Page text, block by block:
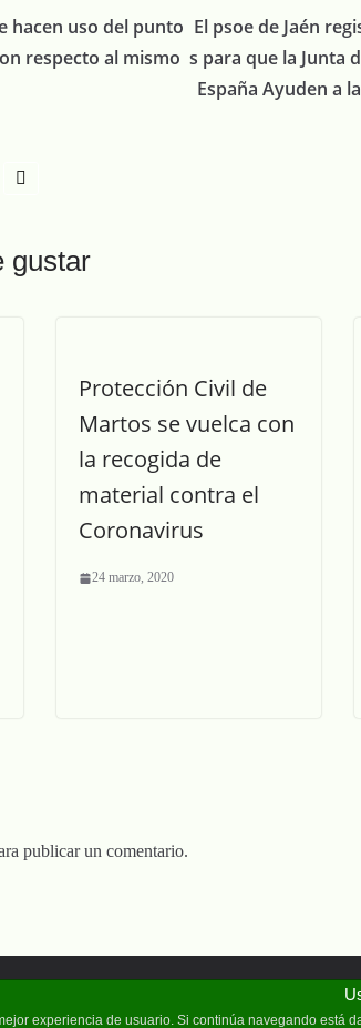
hacen uso del punto
respecto al mismo
El psoe de Jaén
s para que la Junta
España Ayuden a
gustar
Protección Civil de
Martos se vuelca con
la recogida de
material contra el
Coronavirus
24 marzo, 2020
publicar un comentario.
experiencia de usuario. Si continúa navegando